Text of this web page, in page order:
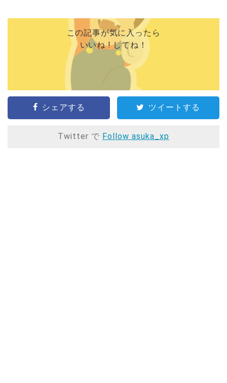
この記事が気に入ったら
いいね ! してね！
シェアする ツイートする
Twitter で Follow asuka_xp